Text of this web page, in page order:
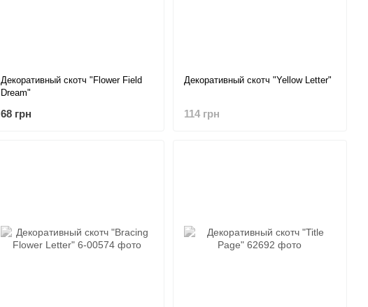
Декоративный скотч "Flower Field
Dream"
68 грн
Декоративный скотч "Yellow Letter"
114 грн